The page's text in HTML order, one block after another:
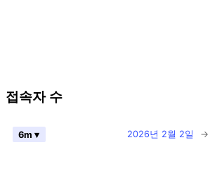
접속자 수
2026년 2월 2일 →
6m ▾